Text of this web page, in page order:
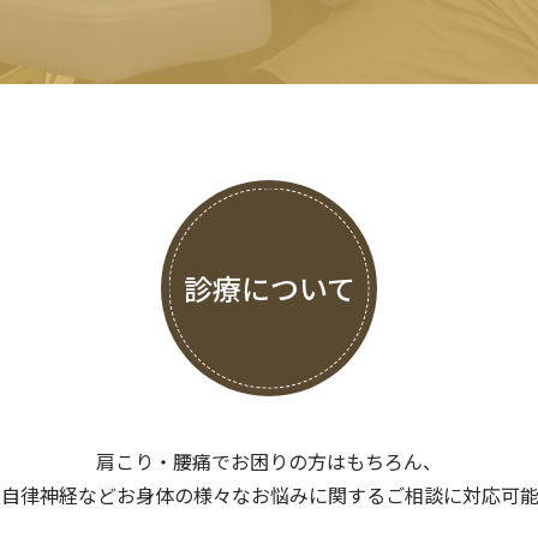
診療について
肩こり・腰痛でお困りの方はもちろん、
律神経などお身体の様々なお悩みに関するご相談に対応可